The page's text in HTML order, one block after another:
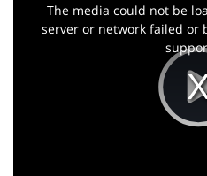
The media could not be
server or network failed or